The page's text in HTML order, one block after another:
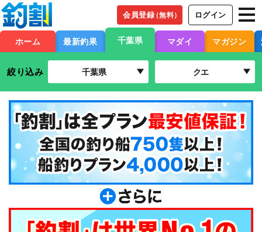
会員登録（無料） ログイン
ホーム 最新釣果 千葉県 マダイ マガジン
絞り込み 千葉県 クエ